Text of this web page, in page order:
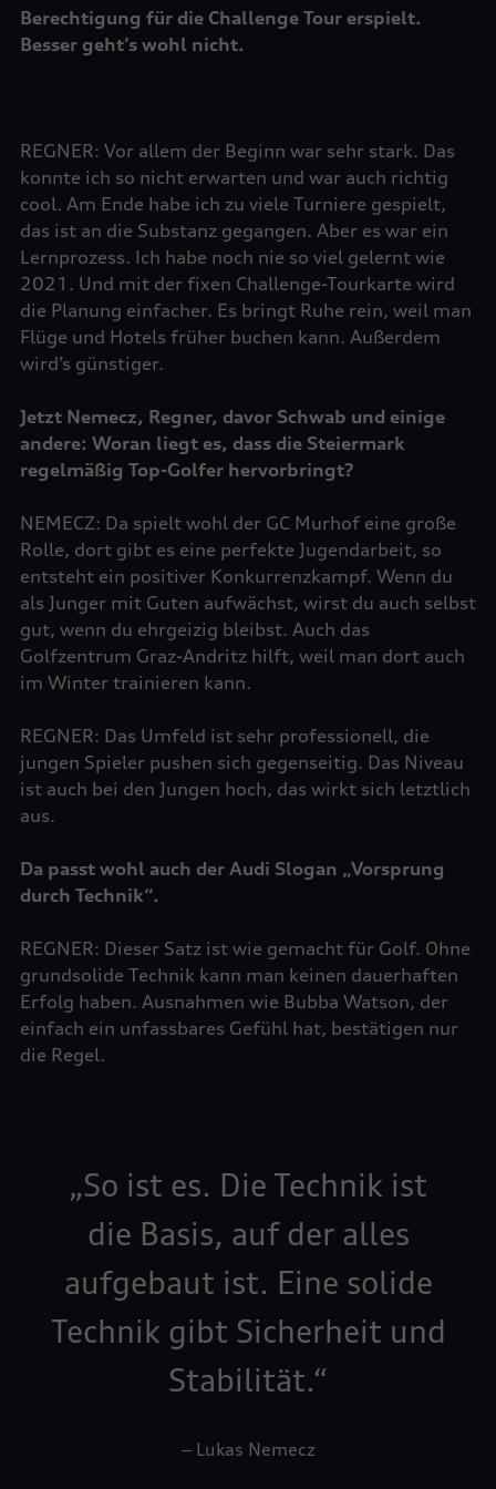
Berechtigung für die Challenge Tour erspielt.
Besser geht’s wohl nicht.
REGNER: Vor allem der Beginn war sehr stark. Das
konnte ich so nicht erwarten und war auch richtig
cool. Am Ende habe ich zu viele Turniere gespielt,
das ist an die Substanz gegangen. Aber es war ein
Lernprozess. Ich habe noch nie so viel gelernt wie
2021. Und mit der fixen Challenge-Tourkarte wird
die Planung einfacher. Es bringt Ruhe rein, weil man
Flüge und Hotels früher buchen kann. Außerdem
wird’s günstiger.
Jetzt Nemecz, Regner, davor Schwab und einige
andere: Woran liegt es, dass die Steiermark
regelmäßig Top-Golfer hervorbringt?
NEMECZ: Da spielt wohl der GC Murhof eine große
Rolle, dort gibt es eine perfekte Jugendarbeit, so
entsteht ein positiver Konkurrenzkampf. Wenn du
als Junger mit Guten aufwächst, wirst du auch selbst
gut, wenn du ehrgeizig bleibst. Auch das
Golfzentrum Graz-Andritz hilft, weil man dort auch
im Winter trainieren kann.
REGNER: Das Umfeld ist sehr professionell, die
jungen Spieler pushen sich gegenseitig. Das Niveau
ist auch bei den Jungen hoch, das wirkt sich letztlich
aus.
Da passt wohl auch der Audi Slogan „Vorsprung
durch Technik“.
REGNER: Dieser Satz ist wie gemacht für Golf. Ohne
grundsolide Technik kann man keinen dauerhaften
Erfolg haben. Ausnahmen wie Bubba Watson, der
einfach ein unfassbares Gefühl hat, bestätigen nur
die Regel.
So ist es. Die Technik ist
die Basis, auf der alles
aufgebaut ist. Eine solide
Technik gibt Sicherheit und
Stabilität.
‒ Lukas Nemecz